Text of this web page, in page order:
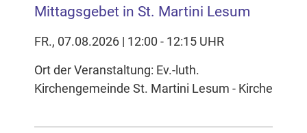
Mittagsgebet in St. Martini Lesum
FR., 07.08.2026 | 12:00 - 12:15 UHR
Ort der Veranstaltung: Ev.-luth.
Kirchengemeinde St. Martini Lesum - Kirche